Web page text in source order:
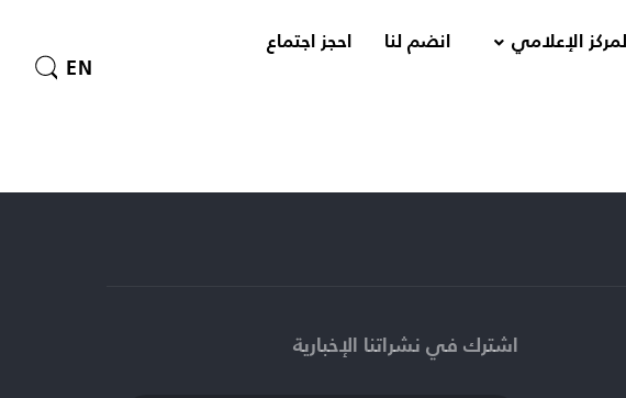
EN
احجز اجتماع انضم لنا المركز الإعلامي
اشترك في نشراتنا الإخبارية​